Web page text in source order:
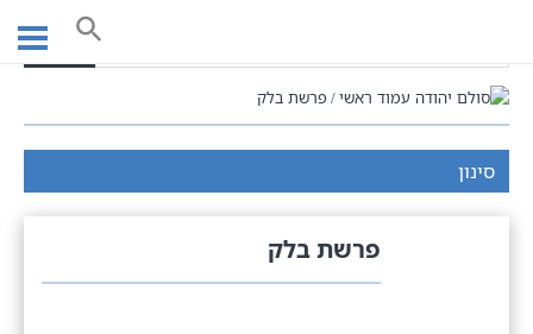
content
חיפוש
עמוד ראשי פרשת בלק
פרשת בלק
סינון